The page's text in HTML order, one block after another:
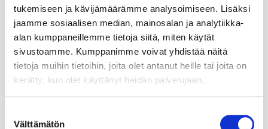
tukemiseen ja kävijämäärämme analysoimiseen. Lisäksi
jaamme sosiaalisen median, mainosalan ja analytiikka-
alan kumppaneillemme tietoja siitä, miten käytät
sivustoamme. Kumppanimme voivat yhdistää näitä
tietoja muihin tietoihin, joita olet antanut heille tai joita on
kerätty, kun olet käyttänyt heidän palvelujaan.
valinta
Välttämätön